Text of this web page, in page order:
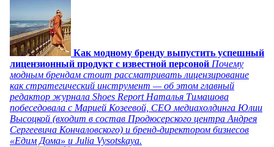
Как модному бренду выпустить успешный
лицензионный продукт с известной персоной Почему
модным брендам стоит рассматривать лицензирование
как стратегический инструмент — об этом главный
редактор журнала Shoes Report Наталья Тимашова
побеседовала с Марией Козеевой, СЕО медиахолдинга Юлии
Высоцкой (входит в состав Продюсерского центра Андрея
Сергеевича Кончаловского) и бренд-директором бизнесов
«Едим Дома» и Julia Vysotskaya.